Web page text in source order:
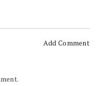
Add Comment